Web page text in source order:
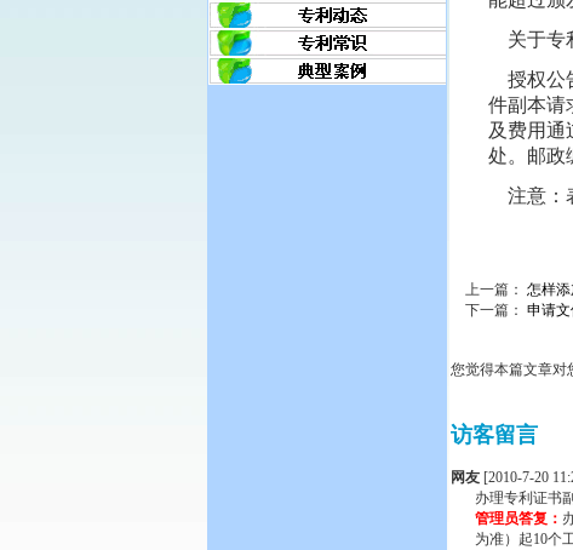
关于专
授权公
件副本请
及费用通
处。邮政
注意：
上一篇： 怎样添
下一篇： 申请
您觉得本篇文章对
访客留言
网友 [2010-7-20
办理专利证书
管理员答复：
为准）起10个